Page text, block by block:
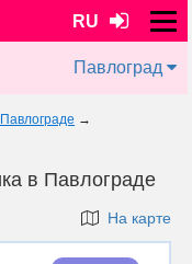
RU
Павлоград
Павлограде →
в Павлограде
На карте